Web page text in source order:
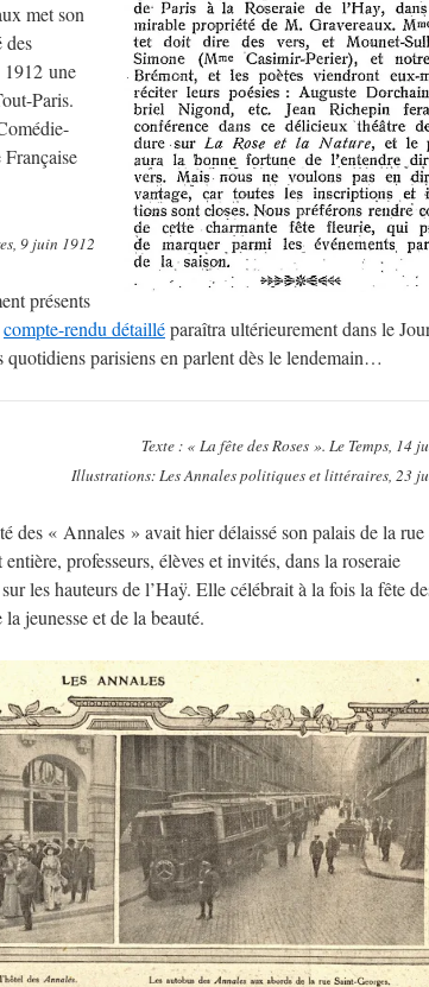
met son
des
une
Paris.
Française
9 juin 1912
présents
compte-rendu détailléparaîtra ultérieurement dans le
quotidiens parisiens en parlent dès le lendemain…
Texte : « La fête des Roses ». Le Temps, 14
Illustrations: Les Annales politiques et littéraires, 23
des « Annales » avait hier délaissé son palais de la
professeurs, élèves et invités, dans la roseraie
les hauteurs de l’Haÿ. Elle célébrait à la fois la fête
jeunesse et de la beauté.